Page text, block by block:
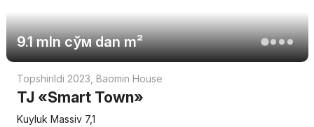
9.1 mln сўмdan m²
Topshirildi 2023 Baomin House
TJ «Smart Town»
Kuyluk Massiv 7,1